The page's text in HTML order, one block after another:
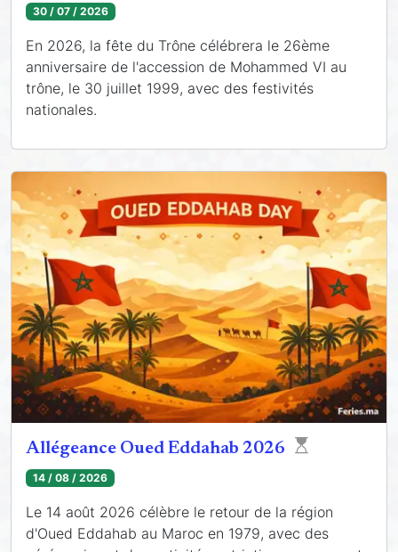
30 / 07 / 2026
En 2026, la fête du Trône célébrera le 26ème
anniversaire de l'accession de Mohammed VI au
trône, le 30 juillet 1999, avec des festivités
nationales.
Allégeance Oued Eddahab 2026
14 / 08 / 2026
Le 14 août 2026 célèbre le retour de la région
d'Oued Eddahab au Maroc en 1979, avec des